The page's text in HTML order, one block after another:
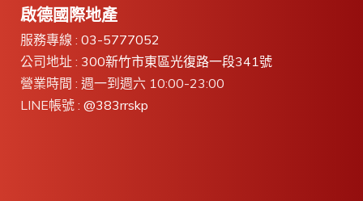
啟德國際地產
服務專線 : 03-5777052
公司地址 : 300新竹市東區光復路一段341號
營業時間 : 週一到週六 10:00-23:00
LINE帳號 : @383rrskp